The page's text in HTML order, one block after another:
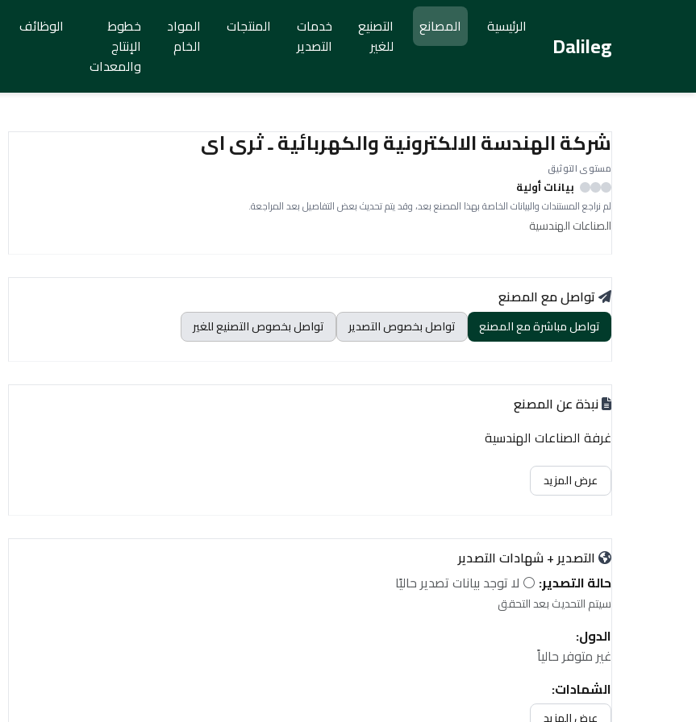
Dalileg
الرئيسية المصانع
التصنيع
للغير
خدمات
التصدير
المنتجات
المواد
الخام
خطوط
الإنتاج
والمعدات
الوظائف
شركة الهندسة الالكترونية والكهربائية ـ ثرى اى
مستوى التوثيق
بيانات أولية
لم نراجع المستندات والبيانات الخاصة بهذا المصنع بعد، وقد يتم تحديث بعض التفاصيل بعد المراجعة.
الصناعات الهندسية
تواصل مع المصنع
تواصل مباشرة مع المصنع تواصل بخصوص التصدير تواصل بخصوص التصنيع للغير
نبذة عن المصنع
غرفة الصناعات الهندسية
عرض المزيد
التصدير + شهادات التصدير
حالة التصدير: ⚪ لا توجد بيانات تصدير حاليًا
سيتم التحديث بعد التحقق
الدول:
غير متوفر حالياً
الشهادات:
غير متوفر حالياً